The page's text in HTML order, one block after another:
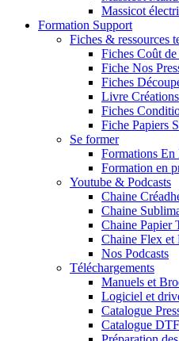
Massicot
Formation Support
Fiches & ressources
Fiches Coût
Fiche Nos
Fiches
Livre
Fiches
Fiche Papiers
Se former
Formations
Formation en
Youtube & Podcasts
Chaine
Chaine
Chaine Papier
Chaine Flex et
Nos Podcasts
Téléchargements
Manuels et
Logiciel et
Catalogue
Catalogue DTF